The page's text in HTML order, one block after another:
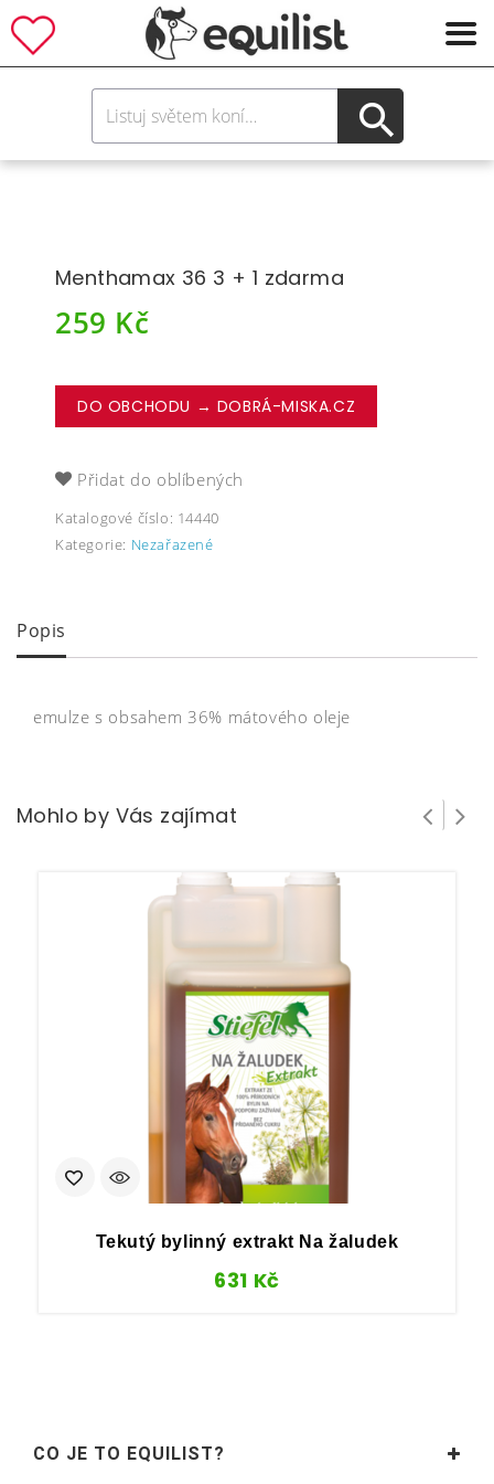
Menthamax 36 3 + 1 zdarma
259 Kč
DO OBCHODU → DOBRÁ-MISKA.CZ
Přidat do oblíbených
Katalogové číslo: 14440
Kategorie: Nezařazené
Popis
emulze s obsahem 36% mátového oleje
Mohlo by Vás zajímat
Tekutý bylinný extrakt Na žaludek
631 Kč
CO JE TO EQUILIST?